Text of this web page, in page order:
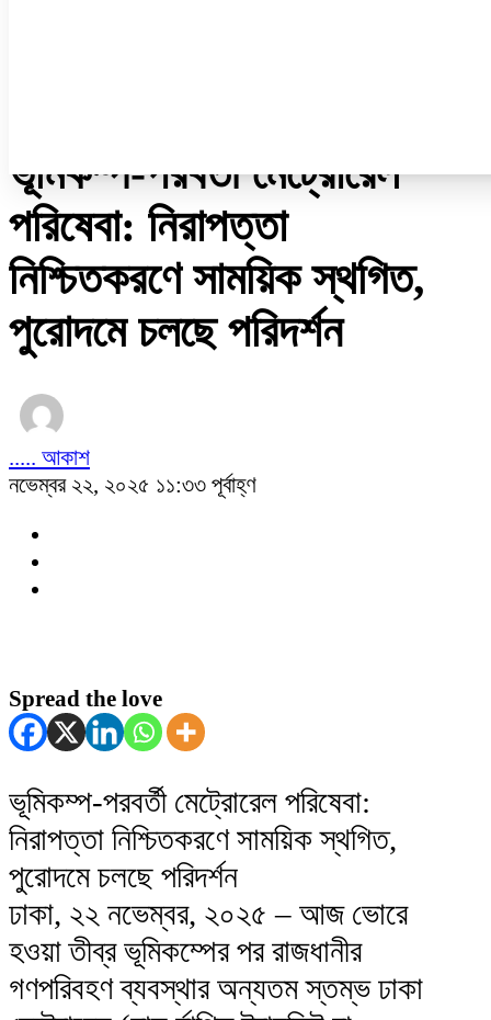
ভূমিকম্প-পরবর্তী মেট্রোরেল
পরিষেবা: নিরাপত্তা
নিশ্চিতকরণে সাময়িক স্থগিত,
পুরোদমে চলছে পরিদর্শন
..... আকাশ
নভেম্বর ২২, ২০২৫ ১১:৩৩ পূর্বাহ্ণ
Spread the love
ভূমিকম্প-পরবর্তী মেট্রোরেল পরিষেবা:
নিরাপত্তা নিশ্চিতকরণে সাময়িক স্থগিত,
পুরোদমে চলছে পরিদর্শন
ঢাকা, ২২ নভেম্বর, ২০২৫ – আজ ভোরে
হওয়া তীব্র ভূমিকম্পের পর রাজধানীর
গণপরিবহণ ব্যবস্থার অন্যতম স্তম্ভ ঢাকা